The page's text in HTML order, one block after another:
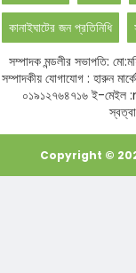
কানাইঘাটের জন প্রতিনিধি
সম্পাদক মন্ডলীর সভাপতি:
সম্পাদকীয় যোগাযোগ : হারুন
০১৯১২৭৬৪৭১৬ ই-
Copyright ©